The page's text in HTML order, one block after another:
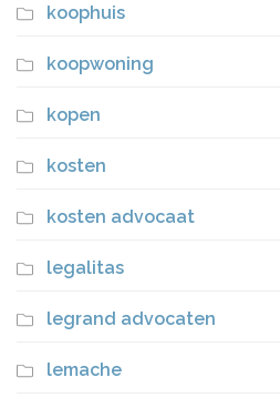
koophuis
koopwoning
kopen
kosten
kosten advocaat
legalitas
legrand advocaten
lemache